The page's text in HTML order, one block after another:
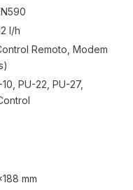
l/h
Remoto, Modem
PU-22, PU-27,
mm